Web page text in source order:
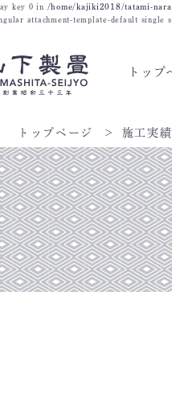
key 0 in /home/kajiki2018/tatami-
attachment-template-default single
トップ
トップページ 施工実績